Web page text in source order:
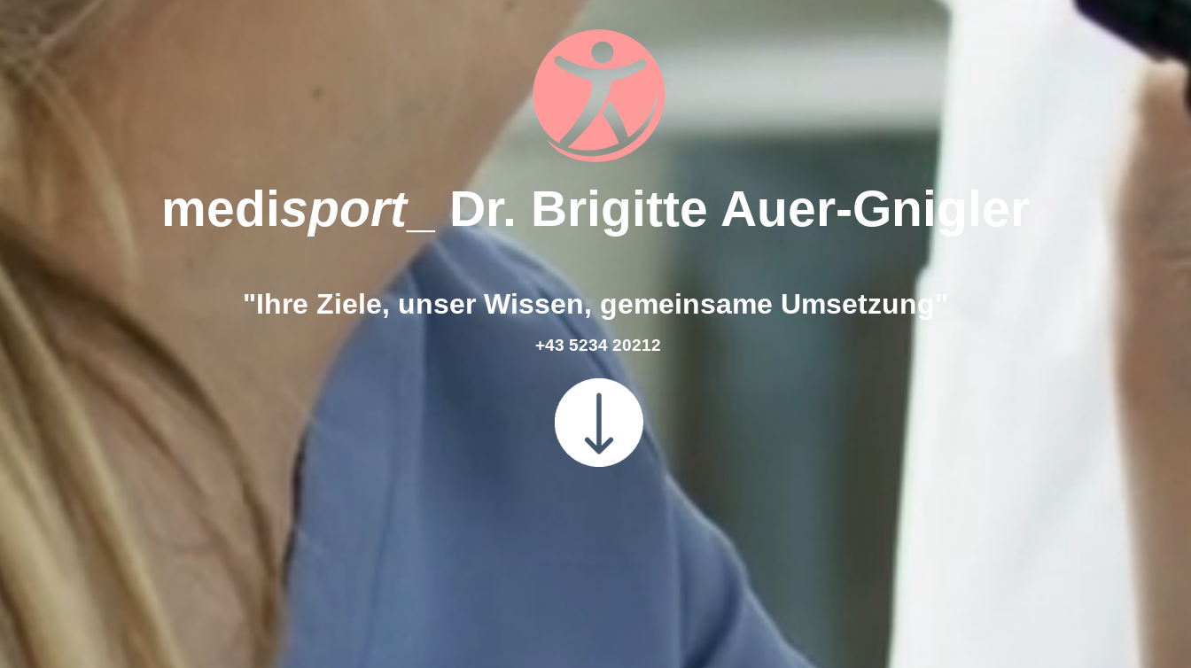
medisport_ Dr. Brigitte Auer-Gnigler
"Ihre Ziele, unser Wissen, gemeinsame Umsetzung"
+43 5234 20212